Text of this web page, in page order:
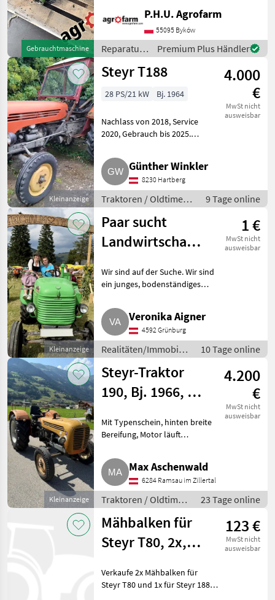
Gebrauchtmaschine
message by e-mail either
whatsapp. TRAKTOR -
SCHLEPPER ERSATZTEILE.
Bei weiteren fragen
kontaktieren
P.H.U. Agrofarm
55095 Byków
Reparatur
und
Ersatzteile
Deere
Premium Plus Händler
Kleinanzeige
Steyr T188
4.000
€
MwSt nicht
ausweisbar
28 PS/21 kW Bj. 1964
Nachlass von 2018, Service
2020, Gebrauch bis 2025.
2.642. Nicht fahrbereit
(vermutlich Dieselpest,
Einspritzpumpe). Kein
Frostschaden.
Günther Winkler
8230 Hartberg
Traktoren / Oldtimer
Traktoren
9 Tage online
Kleinanzeige
Paar sucht
Landwirtschaft
Weiterführung
1 €
MwSt nicht
ausweisbar
Wir sind auf der Suche. Wir sind
ein junges, bodenständiges
nach einer kleinen
Landwirtschaft im Bezirk
Veronika Aigner
4592 Grünburg
Realitäten/Immobilien
/ Bauernhöfe
10 Tage online
Kleinanzeige
Steyr-Traktor
190, Bj. 1966, PS
4.200
€
MwSt nicht
ausweisbar
Mit Typenschein, hinten breite
Bereifung, Motor läuft
Wasserpumpe und Auspuff
erneuert. Traktoren Oldtimer
Traktoren
Max Aschenwald
6284 Ramsau im Zillertal
Traktoren / Oldtimer
Traktoren
23 Tage online
Mähbalken für
Steyr T80, 2x,
zu verkaufen
123 €
MwSt nicht
ausweisbar
Verkaufe 2x Mähbalken für
Steyr T80 und 1x für Steyr 188.